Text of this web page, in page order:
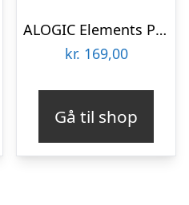
ALOGIC Elements PRO USB-C to Lightning cable 1m – Black
kr. 169,00
Gå til shop